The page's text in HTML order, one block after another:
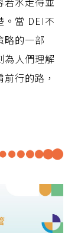
。當 DEI不
略的一部
為人們理解
行的路，